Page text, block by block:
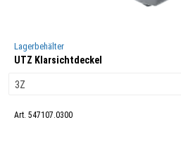
Lagerbehälter
UTZ Klarsichtdeckel
Art. 547107.0300